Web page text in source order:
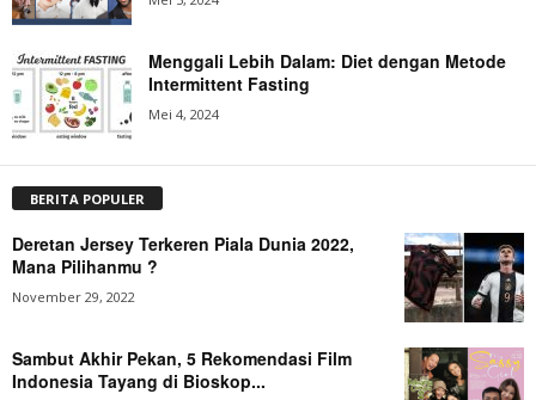
Menggali Lebih Dalam: Diet dengan Metode
Intermittent Fasting
Mei 4, 2024
BERITA POPULER
Deretan Jersey Terkeren Piala Dunia 2022,
Mana Pilihanmu ?
November 29, 2022
Sambut Akhir Pekan, 5 Rekomendasi Film
Indonesia Tayang di Bioskop...